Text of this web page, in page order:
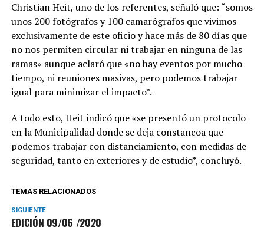
Christian Heit, uno de los referentes, señaló que: “somos
unos 200 fotógrafos y 100 camarógrafos que vivimos
exclusivamente de este oficio y hace más de 80 días que
no nos permiten circular ni trabajar en ninguna de las
ramas» aunque aclaró que «no hay eventos por mucho
tiempo, ni reuniones masivas, pero podemos trabajar
igual para minimizar el impacto”.
A todo esto, Heit indicó que «se presentó un protocolo
en la Municipalidad donde se deja constancoa que
podemos trabajar con distanciamiento, con medidas de
seguridad, tanto en exteriores y de estudio”, concluyó.
TEMAS RELACIONADOS
SIGUIENTE
EDICIÓN 09/06 /2020